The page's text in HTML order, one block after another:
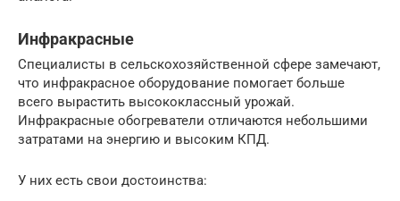
Инфракрасные
Специалисты в сельскохозяйственной сфере замечают,
что инфракрасное оборудование помогает больше
всего вырастить высококлассный урожай.
Инфракрасные обогреватели отличаются небольшими
затратами на энергию и высоким КПД.
У них есть свои достоинства: